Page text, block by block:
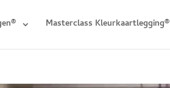
Masterclass Kleurkaartlegging®